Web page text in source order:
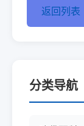
返回列表
分类导航